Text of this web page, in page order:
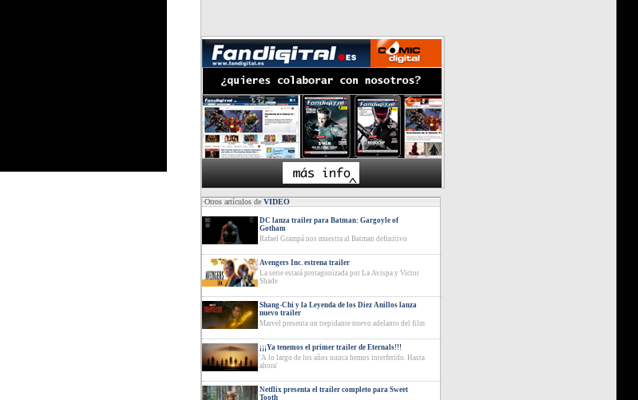
·Otros artículos deVIDEO
DC lanza trailer para Batman: Gargoyle of
Gotham
Rafael Grampá nos muestra al Batman definitivo
Avengers Inc. estrena trailer
La serie estará protagonizada por La Avispa y Victor
Shade
Shang-Chi y la Leyenda de los Diez Anillos lanza
nuevo trailer
Marvel presenta un trepidante nuevo adelanto del film
¡¡¡Ya tenemos el primer trailer de Eternals!!!
'A lo largo de los años nunca hemos interferido. Hasta
ahora'
Netflix presenta el trailer completo para Sweet
Tooth